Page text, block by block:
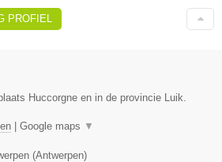
PROFIEL
Huccorgne en in de provincie Luik.
Google maps ▼
(Antwerpen)